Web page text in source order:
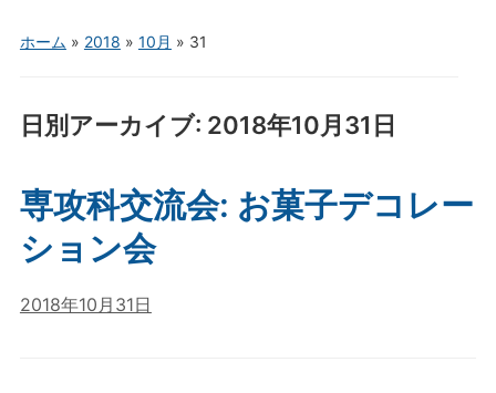
ホーム » 2018 » 10月 » 31
日別アーカイブ: 2018年10月31日
専攻科交流会: お菓子デコレー
ション会
2018年10月31日